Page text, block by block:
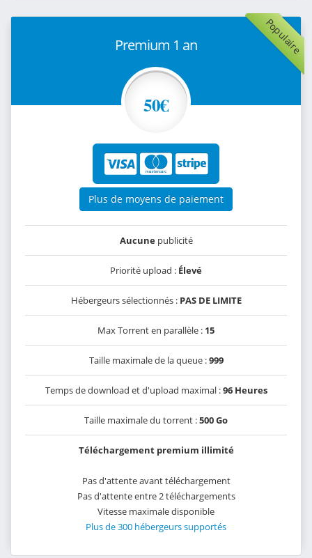
Populaire
Premium 1 an
50€
Plus de moyens de paiement
Aucunepublicité
Priorité upload : Élevé
Hébergeurs sélectionnés : PAS DE LIMITE
Max Torrent en parallèle : 15
Taille maximale de la queue :999
Temps de download et d'upload maximal :96 Heures
Taille maximale du torrent :500 Go
Téléchargement premium illimité
Pas d'attente avant téléchargement
Pas d'attente entre 2 téléchargements
Vitesse maximale disponible
Plus de 300 hébergeurs supportés